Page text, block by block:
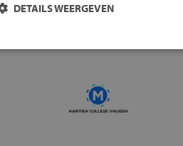
DETAILS WEERGEVEN